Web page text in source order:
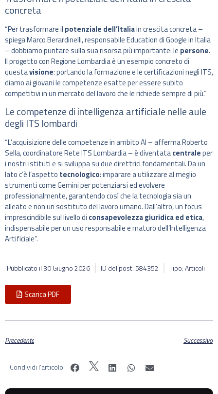
concreta
“Per trasformare il potenziale dell’Italiain crescita concreta –
spiega Marco Berardinelli, responsabile Education di Google in Italia
– dobbiamo puntare sulla sua risorsa più importante: le persone.
Il progetto con Regione Lombardia è un esempio concreto di
questavisione: portando la formazione e le certificazioni negli ITS,
diamo ai giovani le competenze esatte per essere subito
competitivi in un mercato del lavoro che le richiede sempre di più.”
Le competenze di intelligenza artificiale nelle aule
degli ITS lombardi
“L’acquisizione delle competenze in ambito AI – afferma Roberto
Sella, coordinatore Rete ITS Lombardia – è diventatacentraleper
i nostri istituti e si sviluppa su due direttrici fondamentali. Da un
lato c’è l’aspetto tecnologico: imparare a utilizzare al meglio
strumenti come Gemini per potenziarsi ed evolvere
professionalmente, garantendo così che la tecnologia sia un
alleato e non un sostituto del lavoro umano. Dall’altro, un focus
imprescindibile sul livello di consapevolezza giuridica ed etica,
indispensabile per un uso responsabile e maturo dell’Intelligenza
Artificiale”.
Pubblicato il 30 Giugno 2026 ID del post: 584352 Tipo: Articoli
Scarica PDF
Precedente Successivo
Condividi l'articolo: